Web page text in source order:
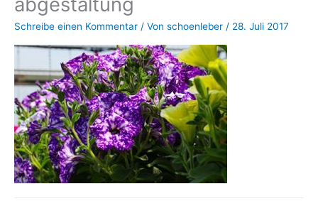
Schreibe einen Kommentar / Von schoenleber / 28. Juli 2017